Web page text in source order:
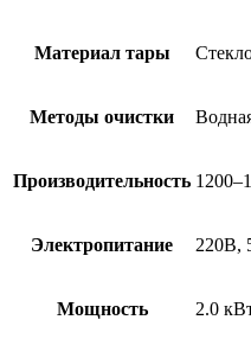
Материал тары
Методы очистки
Производительность
Электропитание 220В,
Мощность 2.0